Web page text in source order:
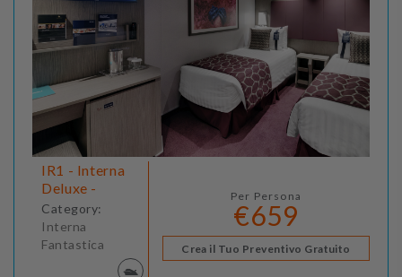
IR1 - Interna
Deluxe -
Category:
Interna
Fantastica
Per Persona
€659
Crea il Tuo Preventivo Gratuito